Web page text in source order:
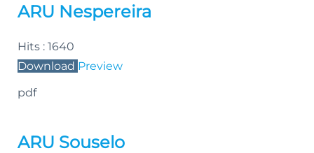
ARU Nespereira
Hits : 1640
Download Preview
pdf
ARU Souselo